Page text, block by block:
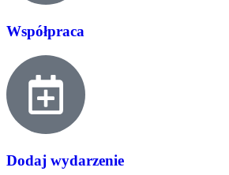
Współpraca
Dodaj wydarzenie